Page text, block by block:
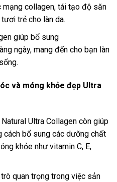
mạng collagen, tái tạo độ săn
trẻ cho làn da.
giúp bổ sung
ngày, mang đến cho bạn làn
và móng khỏe đẹp Ultra
Ultra Collagen còn giúp
cách bổ sung các dưỡng chất
khỏe như vitamin C, E,
quan trọng trong việc sản